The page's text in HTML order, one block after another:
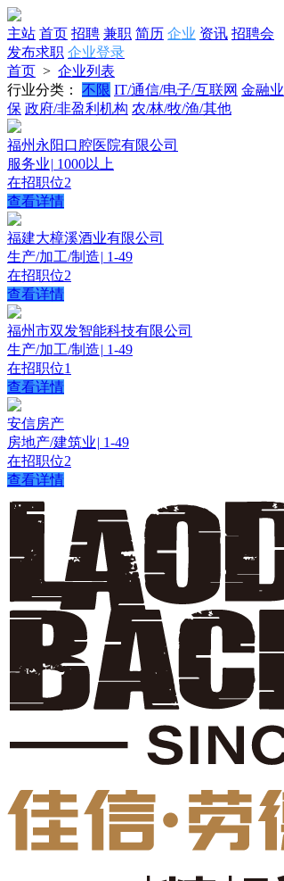
主站 首页 招聘 兼职 简历 企业 资讯 招聘会
发布求职 企业登录
首页 > 企业列表
行业分类：
不限 IT/通信/电子/互联网 金融业
保 政府/非盈利机构 农/林/牧/渔/其他
福州永阳口腔医院有限公司
服务业| 1000以上
在招职位2
查看详情
福建大樟溪酒业有限公司
生产/加工/制造| 1-49
在招职位2
查看详情
福州市双发智能科技有限公司
生产/加工/制造| 1-49
在招职位1
查看详情
安信房产
房地产/建筑业| 1-49
在招职位2
查看详情